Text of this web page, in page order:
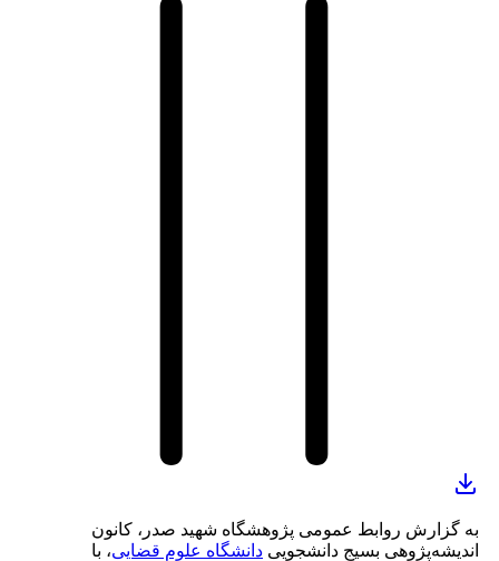
به گزارش روابط عمومی پژوهشگاه شهید صدر، کانون
اندیشه‌پژوهی بسیج دانشجویی دانشگاه علوم قضایی، با